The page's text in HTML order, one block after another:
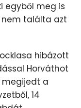
egyből meg is
nem találta azt
hibázott
Horváthot
megijedt a
14